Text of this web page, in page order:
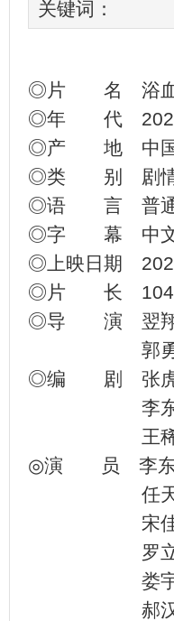
关键词：
◎片 名 浴血无
◎年 代
◎产 地 中国
◎类 别 剧情
◎语 言 普
◎字 幕 中
◎上映日期
◎片 长 104
◎导 演 翌翔
郭
◎编 剧 张虎
李东学
王稀 Xi
◎演 员 李东学
任天野
宋佳伦
罗立群
娄宇健
郝汉